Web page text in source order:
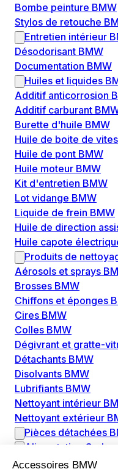
Bombe peinture BMW
Stylos de retouche
Entretien intérieur
Désodorisant BMW
Documentation BMW
Huiles et liquides
Additif anticorrosion
Additif carburant
Burette d'huile BMW
Huile de boite de
Huile de pont BMW
Huile moteur BMW
Kit d'entretien BMW
Lot vidange BMW
Liquide de frein BMW
Huile de direction
Huile capote
Produits de
Aérosols et sprays
Brosses BMW
Chiffons et éponges
Cires BMW
Colles BMW
Dégivrant et gratte-
Détachants BMW
Disolvants BMW
Lubrifiants BMW
Nettoyant intérieur
Nettoyant extérieur
Pièces détachées
Alimentation
Boitier papillon BMW